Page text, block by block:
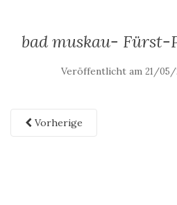
bad muskau-
Veröffentlicht am 21/05/
Vorherige